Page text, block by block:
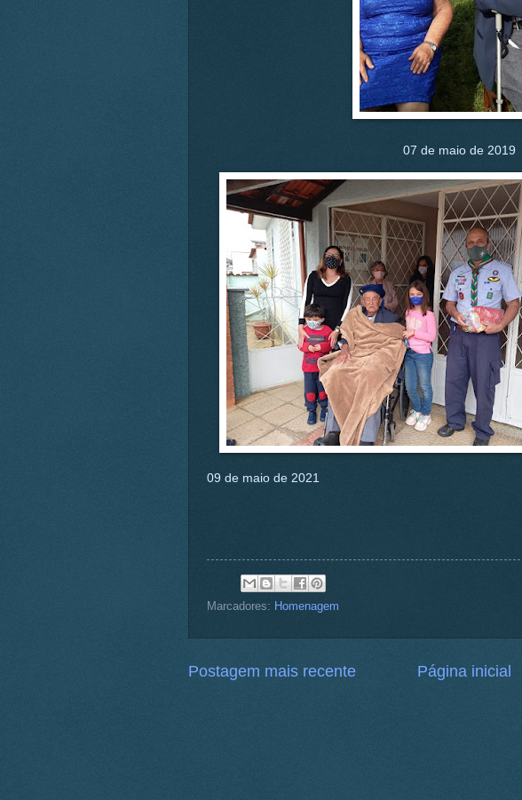
07 de maio de 2019
09 de maio de 2021
Marcadores: Homenagem
Postagem mais recente Página inicial